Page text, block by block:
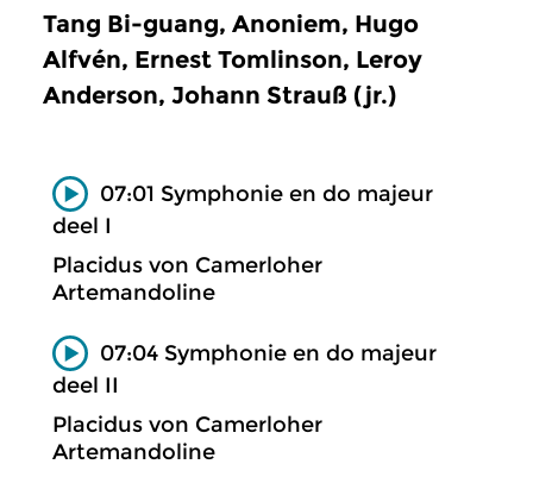
Tang Bi-guang, Anoniem, Hugo
Alfvén, Ernest Tomlinson, Leroy
Anderson, Johann Strauß (jr.)
07:01 Symphonie en do majeur
deel I
Placidus von Camerloher
Artemandoline
07:04 Symphonie en do majeur
deel II
Placidus von Camerloher
Artemandoline